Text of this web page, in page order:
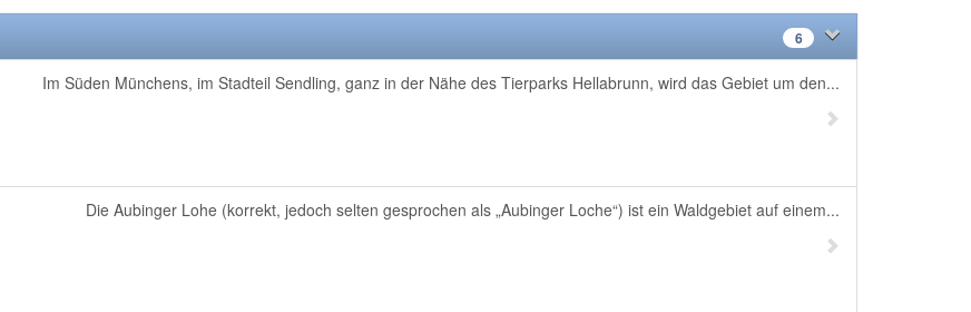
6
Im Süden Münchens, im Stadteil Sendling, ganz in der Nähe des Tierparks Hellabrunn, wird das Gebiet um den...
Die Aubinger Lohe (korrekt, jedoch selten gesprochen als „Aubinger Loche“) ist ein Waldgebiet auf einem...